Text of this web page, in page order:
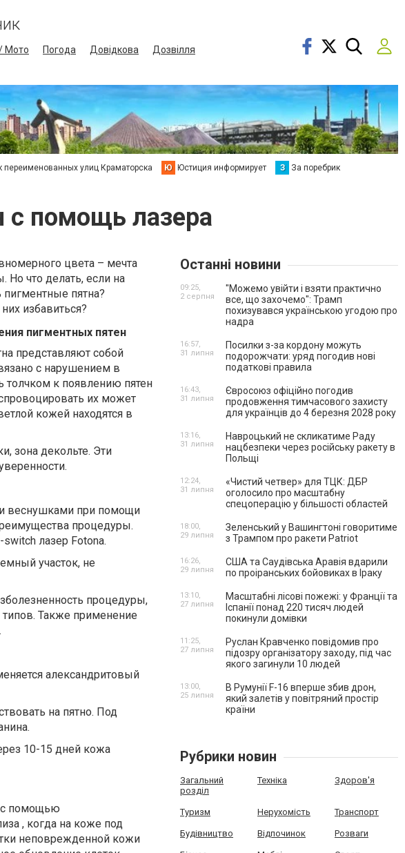
Мото Погода Довідкова
Дозвілля
переименованных улиц Краматорска Ю Юстиция информирует З За поребрик
с помощь лазера
цвета – мечта
что делать, если на
пятна?
избавиться?
пигментных пятен
представляют собой
с нарушением в
толчком к появлению пятен
их может
кожей находятся в
зона декольте. Эти
и веснушками при помощи
процедуры.
-switch лазер Fotona.
участок, не
процедуры,
Также применение
александритовый
на пятно. Под
10-15 дней кожа
с помощью
, когда на коже под
неповрежденной кожи
Останні новини
"Можемо увійти і взяти практично
все, що захочемо": Трамп
похизувався українською угодою про
надра
09:25,
2 серпня
Посилки з-за кордону можуть
подорожчати: уряд погодив нові
податкові правила
16:57,
31 липня
Євросоюз офіційно погодив
продовження тимчасового захисту
для українців до 4 березня 2028 року
16:43,
31 липня
Навроцький не скликатиме Раду
нацбезпеки через російську ракету в
Польщі
13:16,
31 липня
«Чистий четвер» для ТЦК: ДБР
оголосило про масштабну
спецоперацію у більшості областей
12:24,
31 липня
Зеленський у Вашингтоні говоритиме
з Трампом про ракети Patriot
18:00,
29 липня
США та Саудівська Аравія вдарили
по проіранських бойовиках в Іраку
16:26,
29 липня
Масштабні лісові пожежі: у Франції та
Іспанії понад 220 тисяч людей
покинули домівки
13:10,
27 липня
Руслан Кравченко повідомив про
підозру організатору заходу, під час
якого загинули 10 людей
11:25,
27 липня
В Румунії F-16 вперше збив дрон,
який залетів у повітряний простір
країни
13:00,
25 липня
Рубрики новин
Загальний
розділ
Техніка Здоров'я
Туризм Нерухомість Транспорт
Будівництво Відпочинок Розваги